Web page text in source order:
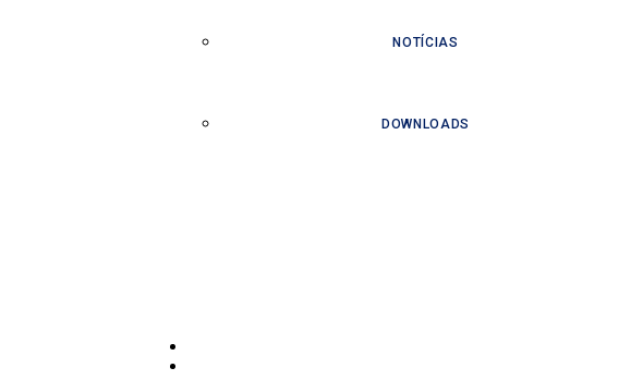
NOTÍCIAS
DOWNLOADS